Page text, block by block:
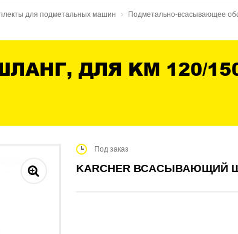
для подметальных машин
Подметально-всасывающее
ДЛЯ KM 120/150
Под заказ
KARCHER ВСАСЫВАЮЩИЙ